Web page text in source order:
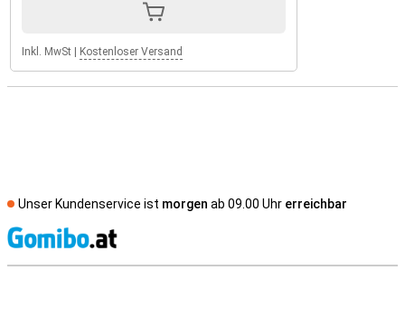
Inkl. MwSt Kostenloser Versand
Unser Kundenservice ist morgen ab 09.00 Uhr erreichbar